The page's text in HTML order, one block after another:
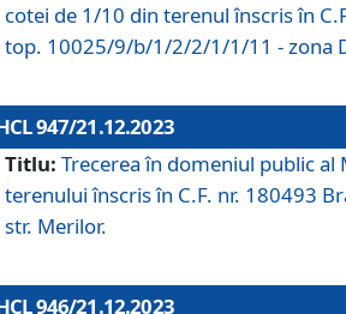
cotei de 1/10 din terenul înscris în
top. 10025/9/b/1/2/2/1/1/11 - zona
947/21.12.2023
Titlu: Trecerea în domeniul public al
terenului înscris în C.F. nr. 180493
str. Merilor.
946/21.12.2023